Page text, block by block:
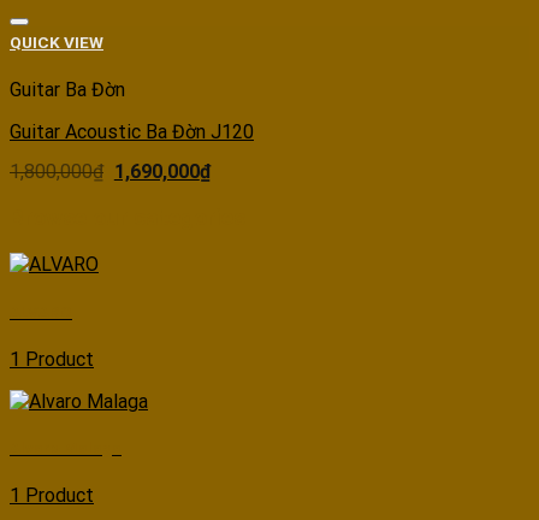
QUICK VIEW
Guitar Ba Đờn
Guitar Acoustic Ba Đờn J120
1,800,000₫ 1,690,000₫
1 Product
1 Product